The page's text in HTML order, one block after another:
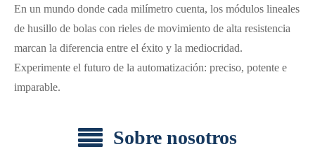
En un mundo donde cada milímetro cuenta, los módulos lineales
de husillo de bolas con rieles de movimiento de alta resistencia
marcan la diferencia entre el éxito y la mediocridad.
Experimente el futuro de la automatización: preciso, potente e
imparable.
Sobre nosotros